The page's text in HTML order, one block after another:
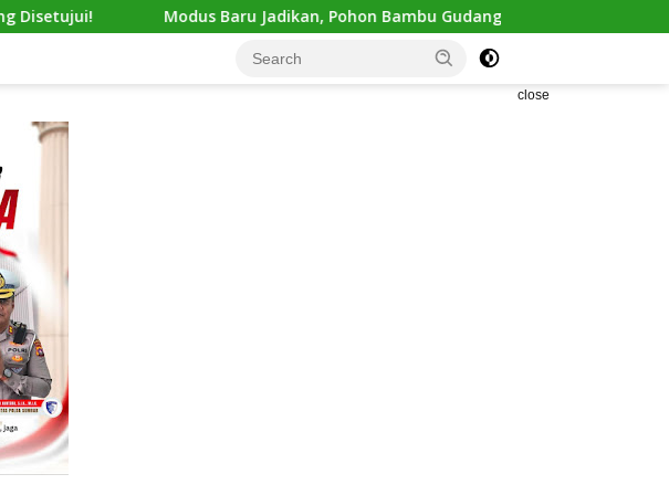
Modus Baru Jadikan, Pohon Bambu Gudang Ganja Diungkap Polisi
close